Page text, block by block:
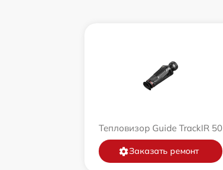
Тепловизор Guide TrackIR 50
Заказать ремонт